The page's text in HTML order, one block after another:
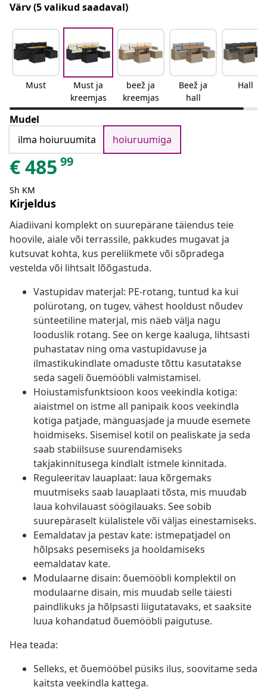
Värv(5 valikud saadaval)
Must
Must ja
kreemjas
beež ja
kreemjas
Beež ja
hall
Hall
Mudel
ilma hoiuruumita
hoiuruumiga
€485 99
Sh KM
Kirjeldus
Aiadiivani komplekt on suurepärane täiendus teie
hoovile, aiale või terrassile, pakkudes mugavat ja
kutsuvat kohta, kus pereliikmete või sõpradega
vestelda või lihtsalt lõõgastuda.
Vastupidav materjal: PE-rotang, tuntud ka kui
polürotang, on tugev, vähest hooldust nõudev
sünteetiline materjal, mis näeb välja nagu
looduslik rotang. See on kerge kaaluga, lihtsasti
puhastatav ning oma vastupidavuse ja
ilmastikukindlate omaduste tõttu kasutatakse
seda sageli õuemööbli valmistamisel.
Hoiustamisfunktsioon koos veekindla kotiga:
aiaistmel on istme all panipaik koos veekindla
kotiga patjade, mänguasjade ja muude esemete
hoidmiseks. Sisemisel kotil on pealiskate ja seda
saab stabiilsuse suurendamiseks
takjakinnitusega kindlalt istmele kinnitada.
Reguleeritav lauaplaat: laua kõrgemaks
muutmiseks saab lauaplaati tõsta, mis muudab
laua kohvilauast söögilauaks. See sobib
suurepäraselt külalistele või väljas einestamiseks.
Eemaldatav ja pestav kate: istmepatjadel on
hõlpsaks pesemiseks ja hooldamiseks
eemaldatav kate.
Modulaarne disain: õuemööbli komplektil on
modulaarne disain, mis muudab selle täiesti
paindlikuks ja hõlpsasti liigutatavaks, et saaksite
luua kohandatud õuemööbli paigutuse.
Hea teada:
Selleks, et õuemööbel püsiks ilus, soovitame seda
kaitsta veekindla kattega.